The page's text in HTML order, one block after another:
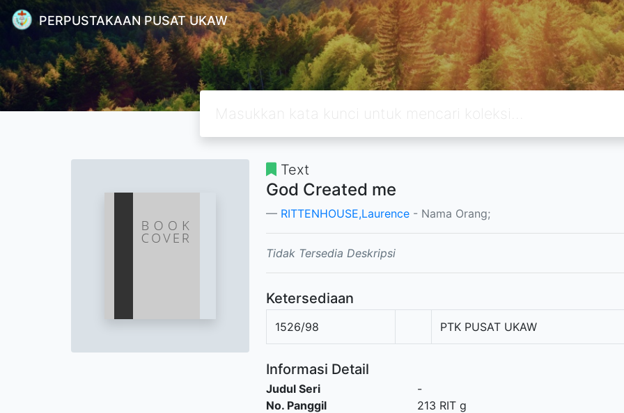
PERPUSTAKAAN PUSAT UKAW
Text
God Created me
RITTENHOUSE,Laurence - Nama Orang;
Tidak Tersedia Deskripsi
Ketersediaan
1526/98 PTK PUSAT UKAW
Informasi Detail
Judul Seri
-
No. Panggil
213 RIT g